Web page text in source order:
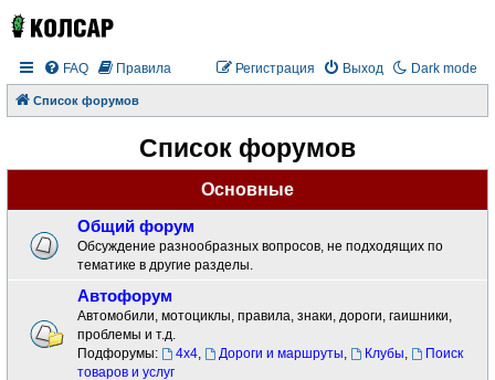
Dark mode
FAQ Правила Выход
Регистрация
Список форумов
Список форумов
Основные
Общий форум
Обсуждение разнообразных вопросов, не подходящих по
тематике в другие разделы.
Автофорум
Автомобили, мотоциклы, правила, знаки, дороги, гаишники,
проблемы и т.д.
Подфорумы:
4x4, Дороги и маршруты, Клубы,
Поиск
товаров и услуг